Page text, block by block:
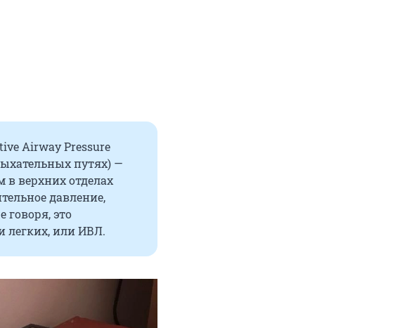
Airway Pressure
путях) —
верхних отделах
давление,
это
легких, или ИВЛ.